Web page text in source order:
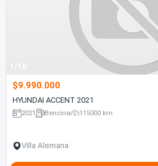
1/10
$9.990.000
HYUNDAI ACCENT 2021
2021 Bencina 115000 km
Villa Alemana